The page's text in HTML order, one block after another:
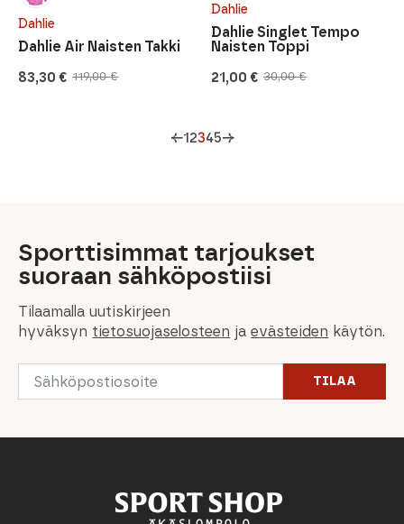
Dahlie
119,00€
Alkuperäinen
83,30 €
Nykyinen
Dahlie Air Naisten Takki
Dahlie
30,00€
Alkuperäinen
21,00 €
Nykyinen
Dahlie Singlet Tempo
Naisten Toppi
←12345→
Sporttisimmat tarjoukset
suoraan sähköpostiisi
Tilaamalla uutiskirjeen
hyväksyn tietosuojaselosteen jaevästeiden käytön.
Email
TILAA